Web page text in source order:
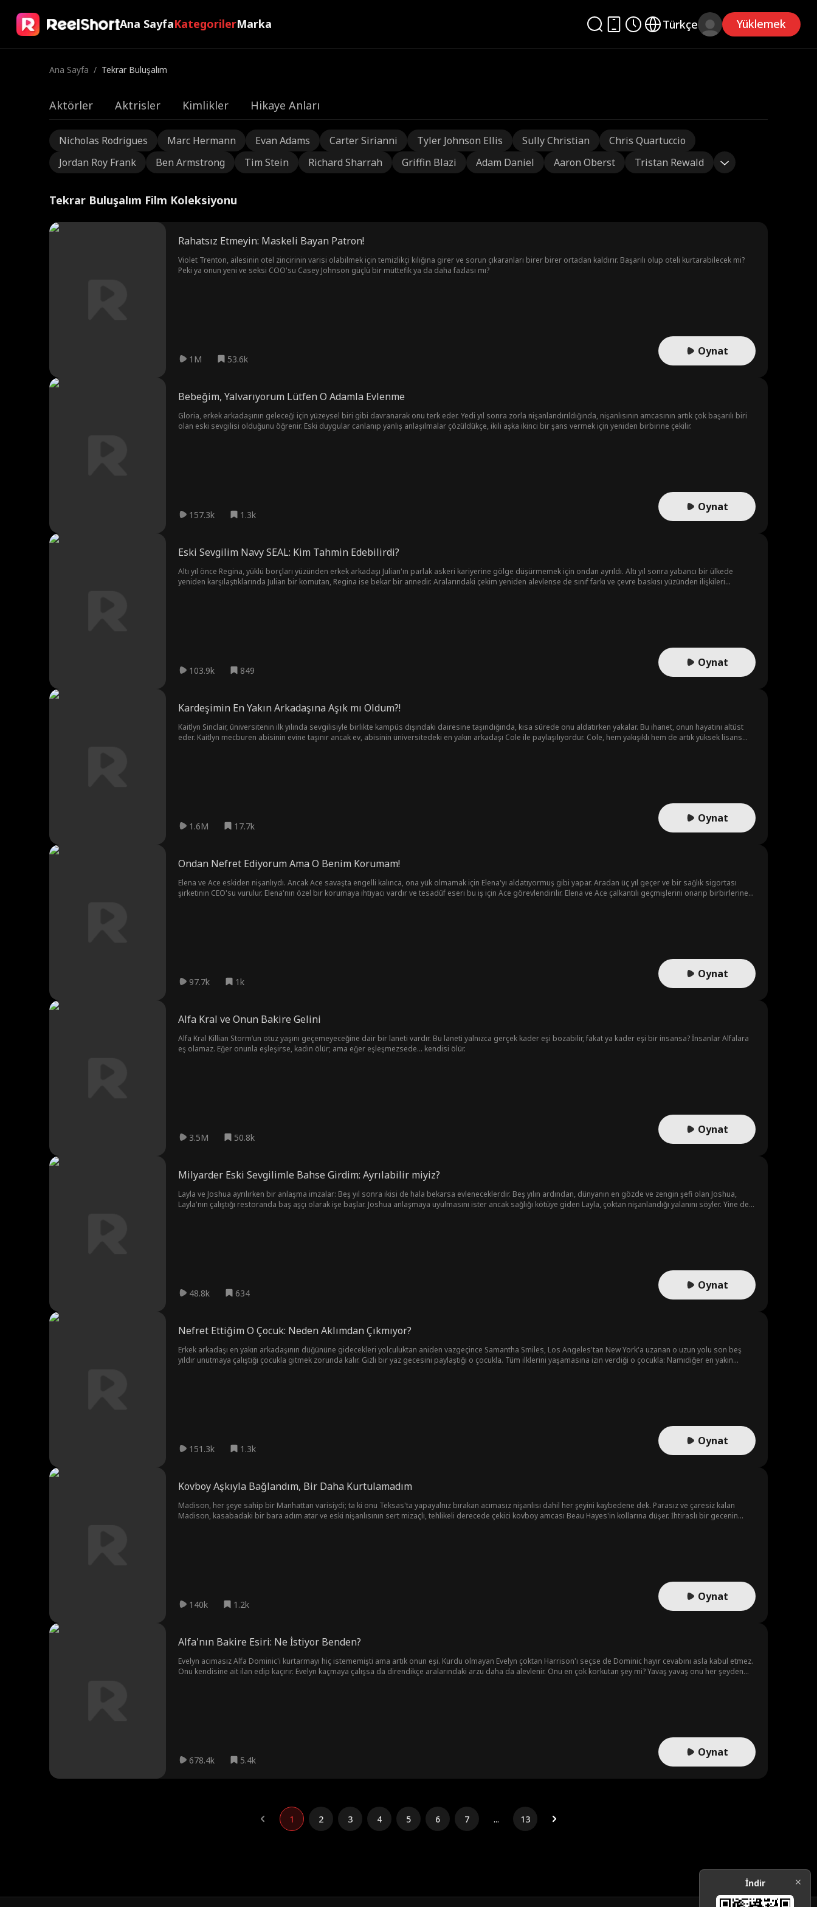
Ana SayfaKategorilerMarka Türkçe Yüklemek
Ana Sayfa / Tekrar Buluşalım
Aktörler Aktrisler Kimlikler Hikaye Anları
Nicholas Rodrigues Marc Hermann Evan Adams Carter Sirianni Tyler Johnson Ellis Sully Christian
Chris Quartuccio
Jordan Roy Frank
Ben Armstrong Tim Stein Richard Sharrah Griffin Blazi Adam Daniel Aaron Oberst Tristan Rewald
Tekrar Buluşalım Film Koleksiyonu
Rahatsız Etmeyin: Maskeli Bayan Patron!
Violet Trenton, ailesinin otel zincirinin varisi olabilmek için temizlikçi kılığına girer ve sorun çıkaranları birer birer ortadan kaldırır. Başarılı olup oteli kurtarabilecek mi?
Peki ya onun yeni ve seksi COO'su Casey Johnson güçlü bir müttefik ya da daha fazlası mı?
1M 53.6k
Oynat
Bebeğim, Yalvarıyorum Lütfen O Adamla Evlenme
Gloria, erkek arkadaşının geleceği için yüzeysel biri gibi davranarak onu terk eder. Yedi yıl sonra zorla nişanlandırıldığında, nişanlısının amcasının artık çok başarılı biri
olan eski sevgilisi olduğunu öğrenir. Eski duygular canlanıp yanlış anlaşılmalar çözüldükçe, ikili aşka ikinci bir şans vermek için yeniden birbirine çekilir.
157.3k 1.3k
Oynat
Eski Sevgilim Navy SEAL: Kim Tahmin Edebilirdi?
Altı yıl önce Regina, yüklü borçları yüzünden erkek arkadaşı Julian'ın parlak askeri kariyerine gölge düşürmemek için ondan ayrıldı. Altı yıl sonra yabancı bir ülkede
yeniden karşılaştıklarında Julian bir komutan, Regina ise bekar bir annedir. Aralarındaki çekim yeniden alevlense de sınıf farkı ve çevre baskısı yüzünden ilişkileri
103.9k 849
Oynat
Kardeşimin En Yakın Arkadaşına Aşık mı Oldum?!
Kaitlyn Sinclair, üniversitenin ilk yılında sevgilisiyle birlikte kampüs dışındaki dairesine taşındığında, kısa sürede onu aldatırken yakalar. Bu ihanet, onun hayatını altüst
eder. Kaitlyn mecburen abisinin evine taşınır ancak ev, abisinin üniversitedeki en yakın arkadaşı Cole ile paylaşılıyordur. Cole, hem yakışıklı hem de artık yüksek lisans
1.6M 17.7k
Oynat
Ondan Nefret Ediyorum Ama O Benim Korumam!
Elena ve Ace eskiden nişanlıydı. Ancak Ace savaşta engelli kalınca, ona yük olmamak için Elena'yı aldatıyormuş gibi yapar. Aradan üç yıl geçer ve bir sağlık sigortası
şirketinin CEO'su vurulur. Elena'nın özel bir korumaya ihtiyacı vardır ve tesadüf eseri bu iş için Ace görevlendirilir. Elena ve Ace çalkantılı geçmişlerini onarıp birbirlerine
97.7k 1k
Oynat
Alfa Kral ve Onun Bakire Gelini
Alfa Kral Killian Storm’un otuz yaşını geçemeyeceğine dair bir laneti vardır. Bu laneti yalnızca gerçek kader eşi bozabilir, fakat ya kader eşi bir insansa? İnsanlar Alfalara
eş olamaz. Eğer onunla eşleşirse, kadın ölür; ama eğer eşleşmezsede... kendisi ölür.
3.5M 50.8k
Oynat
Milyarder Eski Sevgilimle Bahse Girdim: Ayrılabilir miyiz?
Layla ve Joshua ayrılırken bir anlaşma imzalar: Beş yıl sonra ikisi de hala bekarsa evleneceklerdir. Beş yılın ardından, dünyanın en gözde ve zengin şefi olan Joshua,
Layla'nın çalıştığı restoranda baş aşçı olarak işe başlar. Joshua anlaşmaya uyulmasını ister ancak sağlığı kötüye giden Layla, çoktan nişanlandığı yalanını söyler. Yine de
48.8k 634
Oynat
Nefret Ettiğim O Çocuk: Neden Aklımdan Çıkmıyor?
Erkek arkadaşı en yakın arkadaşının düğününe gidecekleri yolculuktan aniden vazgeçince Samantha Smiles, Los Angeles'tan New York'a uzanan o uzun yolu son beş
yıldır unutmaya çalıştığı çocukla gitmek zorunda kalır. Gizli bir yaz gecesini paylaştığı o çocukla. Tüm ilklerini yaşamasına izin verdiği o çocukla: Namıdiğer en yakın
151.3k 1.3k
Oynat
Kovboy Aşkıyla Bağlandım, Bir Daha Kurtulamadım
Madison, her şeye sahip bir Manhattan varisiydi; ta ki onu Teksas'ta yapayalnız bırakan acımasız nişanlısı dahil her şeyini kaybedene dek. Parasız ve çaresiz kalan
Madison, kasabadaki bir bara adım atar ve eski nişanlısının sert mizaçlı, tehlikeli derecede çekici kovboy amcası Beau Hayes'in kollarına düşer. İhtiraslı bir gecenin
140k 1.2k
Oynat
Alfa'nın Bakire Esiri: Ne İstiyor Benden?
Evelyn acımasız Alfa Dominic'i kurtarmayı hiç istememişti ama artık onun eşi. Kurdu olmayan Evelyn çoktan Harrison'ı seçse de Dominic hayır cevabını asla kabul etmez.
Onu kendisine ait ilan edip kaçırır. Evelyn kaçmaya çalışsa da direndikçe aralarındaki arzu daha da alevlenir. Onu en çok korkutan şey mi? Yavaş yavaş onu her şeyden
678.4k 5.4k
Oynat
1 2 3 4 5 6 7 ... 13
İndir